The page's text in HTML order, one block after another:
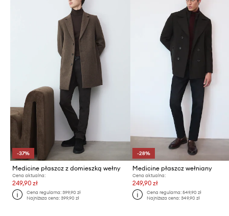
-37%
Medicine płaszcz z domieszką wełny
Cena aktualna:
249,90 zł
Cena regularna:399,90 zł
Najniższa cena:399,90 zł
-28%
Medicine płaszcz wełniany
Cena aktualna:
249,90 zł
Cena regularna: 549,90 zł
Najniższa cena: 349,90 zł